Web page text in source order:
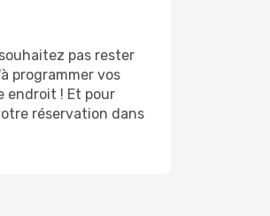
pas rester
programmer vos
endroit ! Et pour
réservation dans